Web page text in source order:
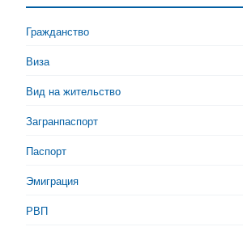
Гражданство
Виза
Вид на жительство
Загранпаспорт
Паспорт
Эмиграция
РВП